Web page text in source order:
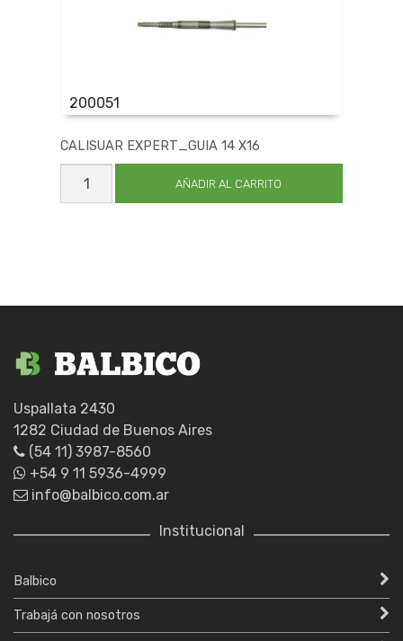
200051
CALISUAR EXPERT_GUIA 14 X16
CALISUAR
EXPERT_GUIA
14
AÑADIR AL CARRITO
Uspallata 2430
1282 Ciudad de Buenos Aires
(54 11) 3987-8560
+54 9 11 5936-4999
info@balbico.com.ar
Institucional
Balbico
Trabajá con nosotros